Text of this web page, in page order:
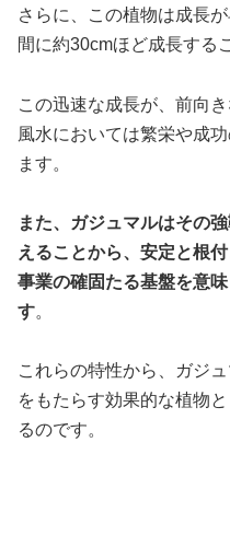
さらに、この植物は成長
間に約30cmほど成長する
この迅速な成長が、前向
風水においては繁栄や成
ます。
また、ガジュマルはその
えることから、安定と根
事業の確固たる基盤を意
す。
これらの特性から、ガジ
をもたらす効果的な植物
るのです。